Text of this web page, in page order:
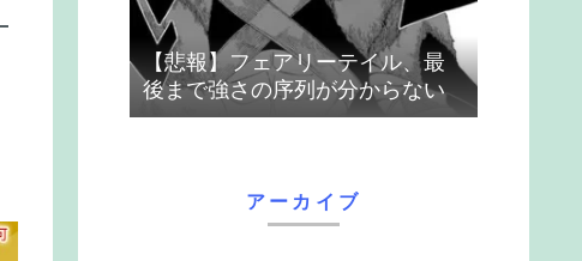
【悲報】フェアリーテイル、最
後まで強さの序列が分からない
アーカイブ